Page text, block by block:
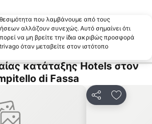
που λαμβάνουμε από τους
αλλάζουν συνεχώς. Αυτό σημαίνει ότι
να μη βρείτε την ίδια ακριβώς προσφορά
όταν μεταβείτε στον ιστότοπο
κατάταξης Hotels στον
di Fassa
αγαπημένα Κοινοποίηση